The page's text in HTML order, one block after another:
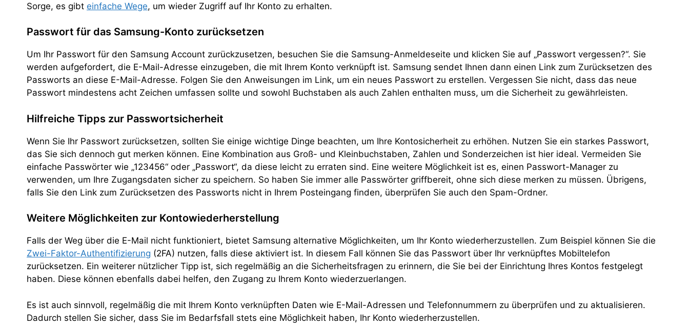
Sorge, es gibt einfache Wege, um wieder Zugriff auf Ihr Konto zu erhalten.
Passwort für das Samsung-Konto zurücksetzen
Um Ihr Passwort für den Samsung Account zurückzusetzen, besuchen Sie die Samsung-Anmeldeseite und klicken Sie auf „Passwort vergessen?“. Sie
werden aufgefordert, die E-Mail-Adresse einzugeben, die mit Ihrem Konto verknüpft ist. Samsung sendet Ihnen dann einen Link zum Zurücksetzen des
Passworts an diese E-Mail-Adresse. Folgen Sie den Anweisungen im Link, um ein neues Passwort zu erstellen. Vergessen Sie nicht, dass das neue
Passwort mindestens acht Zeichen umfassen sollte und sowohl Buchstaben als auch Zahlen enthalten muss, um die Sicherheit zu gewährleisten.
Hilfreiche Tipps zur Passwortsicherheit
Wenn Sie Ihr Passwort zurücksetzen, sollten Sie einige wichtige Dinge beachten, um Ihre Kontosicherheit zu erhöhen. Nutzen Sie ein starkes Passwort,
das Sie sich dennoch gut merken können. Eine Kombination aus Groß- und Kleinbuchstaben, Zahlen und Sonderzeichen ist hier ideal. Vermeiden Sie
einfache Passwörter wie „123456“ oder „Passwort“, da diese leicht zu erraten sind. Eine weitere Möglichkeit ist es, einen Passwort-Manager zu
verwenden, um Ihre Zugangsdaten sicher zu speichern. So haben Sie immer alle Passwörter griffbereit, ohne sich diese merken zu müssen. Übrigens,
falls Sie den Link zum Zurücksetzen des Passworts nicht in Ihrem Posteingang finden, überprüfen Sie auch den Spam-Ordner.
Weitere Möglichkeiten zur Kontowiederherstellung
Falls der Weg über die E-Mail nicht funktioniert, bietet Samsung alternative Möglichkeiten, um Ihr Konto wiederherzustellen. Zum Beispiel können Sie die
Zwei-Faktor-Authentifizierung (2FA) nutzen, falls diese aktiviert ist. In diesem Fall können Sie das Passwort über Ihr verknüpftes Mobiltelefon
zurücksetzen. Ein weiterer nützlicher Tipp ist, sich regelmäßig an die Sicherheitsfragen zu erinnern, die Sie bei der Einrichtung Ihres Kontos festgelegt
haben. Diese können ebenfalls dabei helfen, den Zugang zu Ihrem Konto wiederzuerlangen.
Es ist auch sinnvoll, regelmäßig die mit Ihrem Konto verknüpften Daten wie E-Mail-Adressen und Telefonnummern zu überprüfen und zu aktualisieren.
Dadurch stellen Sie sicher, dass Sie im Bedarfsfall stets eine Möglichkeit haben, Ihr Konto wiederherzustellen.